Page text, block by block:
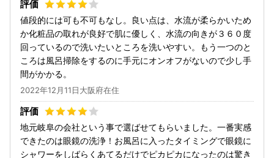
値段的には可も不可もなし。良い点は、水流が柔らかいため
か化粧品の取れが良好で肌に優しく、水流の向きが３６０度
回っているので洗いたいところを洗いやすい。もう一つのと
ころは風呂掃除をするのに手元にオンオフがないので少し手
間がかかる。
2022年12月11日大阪府在住
地元岐阜の会社という事で選ばせてもらいました。一番実感
できたのは眼鏡の洗浄！お風呂に入ったタイミングで眼鏡に
シャワーをしばらくあてるだけでピカピカになったのは驚き